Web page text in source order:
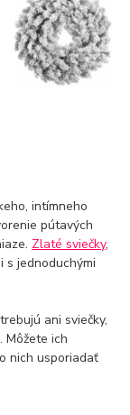
intímneho
pútavých
Zlaté sviečky,
s jednoduchými
ani sviečky,
Môžete ich
nich usporiadať